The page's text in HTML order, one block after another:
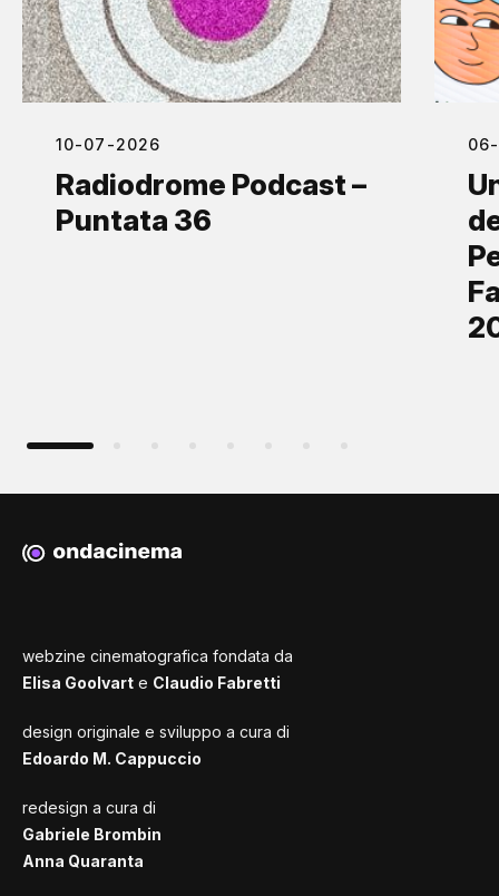
10-07-2026
Radiodrome Podcast –
Puntata 36
webzine cinematografica fondata da
Elisa Goolvart e Claudio Fabretti
design originale e sviluppo a cura di
Edoardo M. Cappuccio
redesign a cura di
Gabriele Brombin
Anna Quaranta